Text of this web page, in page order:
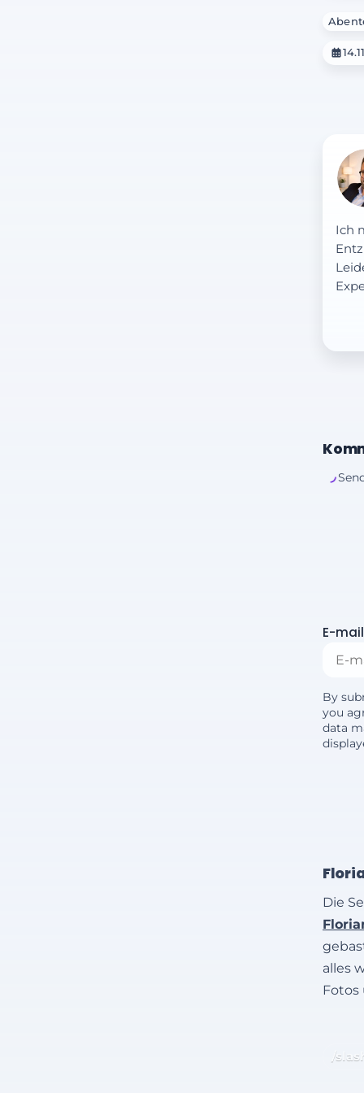
Ich
E-mail
By
you
data
Die
alles
Fotos
/